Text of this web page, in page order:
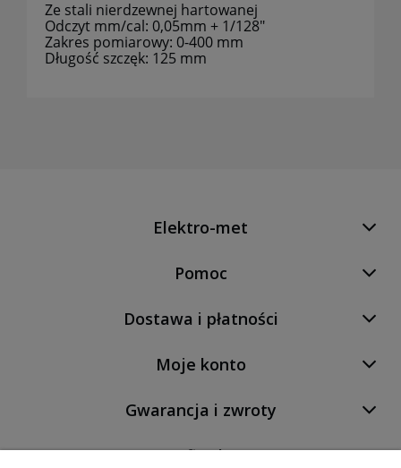
Ze stali nierdzewnej hartowanej
Odczyt mm/cal: 0,05mm + 1/128"
Zakres pomiarowy: 0-400 mm
Długość szczęk: 125 mm
Elektro-met
Pomoc
Dostawa i płatności
Moje konto
Gwarancja i zwroty
O firmie